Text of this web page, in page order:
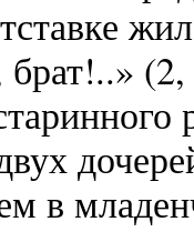
брат!..»
в